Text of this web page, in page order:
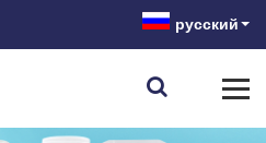
русский